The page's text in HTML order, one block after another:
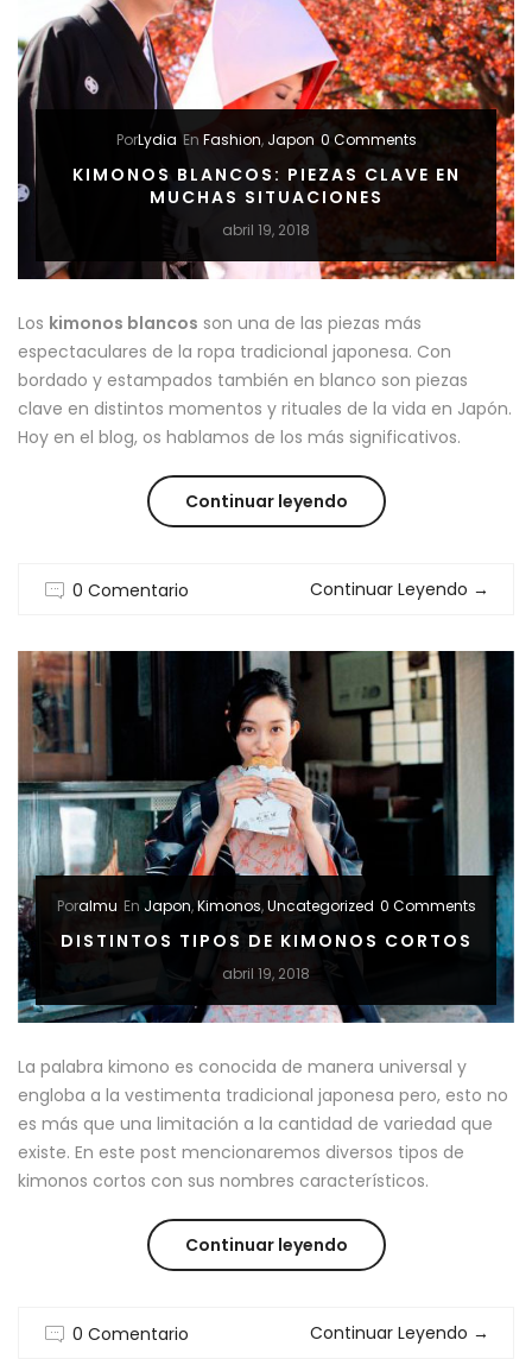
PorLydia En Fashion, Japon 0 Comments
KIMONOS BLANCOS: PIEZAS CLAVE EN
MUCHAS SITUACIONES
abril 19, 2018
Los kimonos blancos son una de las piezas más
espectaculares de la ropa tradicional japonesa. Con
bordado y estampados también en blanco son piezas
clave en distintos momentos y rituales de la vida en Japón.
Hoy en el blog, os hablamos de los más significativos.
Continuar leyendo“KIMONOS
PIEZAS
EN
MUCHAS
SITUACIONES”
0 Comentario Continuar Leyendo →
Poralmu En Japon,Kimonos,Uncategorized 0 Comments
DISTINTOS TIPOS DE KIMONOS CORTOS
abril 19, 2018
La palabra kimono es conocida de manera universal y
engloba a la vestimenta tradicional japonesa pero, esto no
es más que una limitación a la cantidad de variedad que
existe. En este post mencionaremos diversos tipos de
kimonos cortos con sus nombres característicos.
Continuar leyendo“DISTINTOS
DE
0 Comentario Continuar Leyendo →